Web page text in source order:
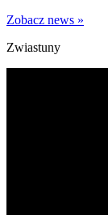
Zobacz news »
Zwiastuny